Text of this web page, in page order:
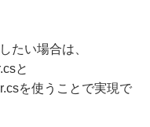
たい場合は、
と
を使うことで実現で